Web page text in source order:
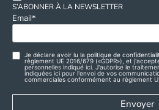
S’ABONNER À LA NEWSLETTER
Email*
Privacy
Policy -
Commercial
Je déclare avoir lu la politique de
règlement UE 2016/679 («GDPR»), et
personnelles indiqué ici. J'autorise le
indiquées ici pour l'envoi de vos
commerciales conformément au règlement